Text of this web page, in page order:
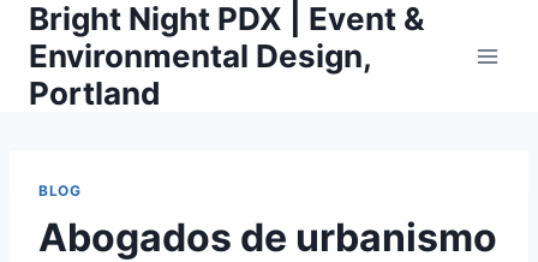
Skip
content
Bright Night PDX | Event &
Environmental Design,
Portland
BLOG
Abogados de urbanismo